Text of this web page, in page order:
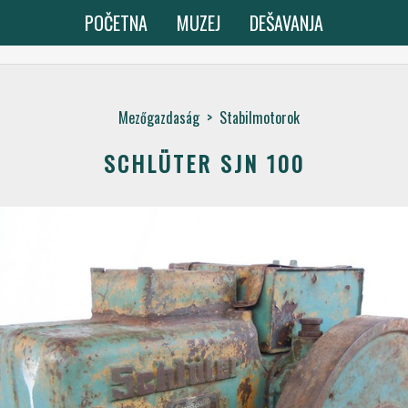
POČETNA MUZEJ DEŠAVANJA
Mezőgazdaság> Stabilmotorok
SCHLÜTER SJN 100